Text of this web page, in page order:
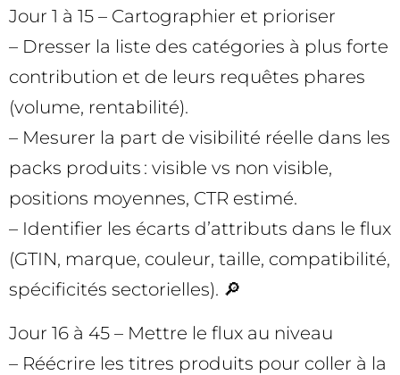
Jour 1 à 15 – Cartographier et prioriser
– Dresser la liste des catégories à plus forte
contribution et de leurs requêtes phares
(volume, rentabilité).
– Mesurer la part de visibilité réelle dans les
packs produits : visible vs non visible,
positions moyennes, CTR estimé.
– Identifier les écarts d’attributs dans le flux
(GTIN, marque, couleur, taille, compatibilité,
spécificités sectorielles). 🔎
Jour 16 à 45 – Mettre le flux au niveau
– Réécrire les titres produits pour coller à la